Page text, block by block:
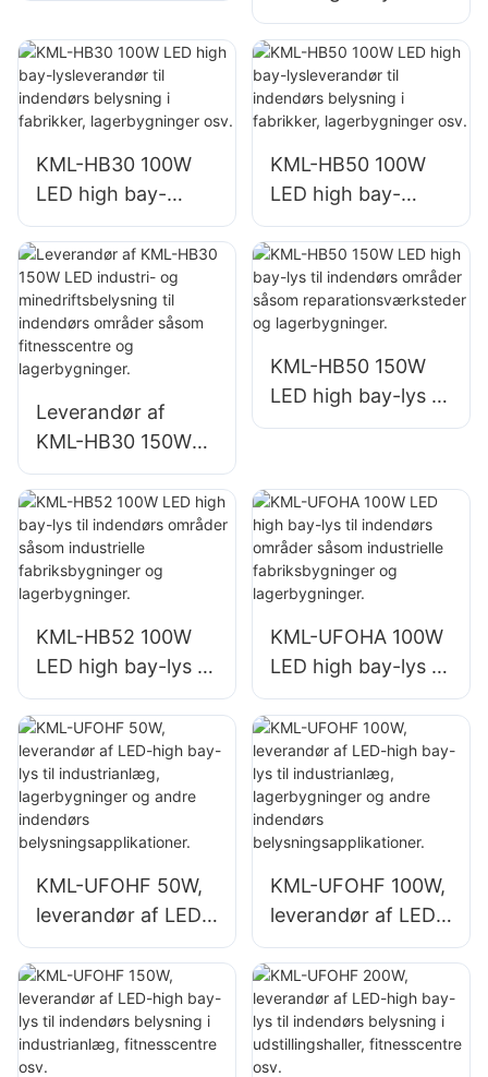
lysleverandør til
indendørs
belysning i
fabrikker,
KML-HB30 100W
LED high bay-
lysleverandør til
indendørs
belysning i
fabrikker,
lagerbygninger osv.
KML-HB50 100W
LED high bay-
lysleverandør til
indendørs
belysning i
fabrikker,
Leverandør af
KML-HB30 150W
LED industri- og
minedriftsbelysning
til indendørs
områder såsom
fitnesscentre og
KML-HB50 150W
LED high bay-lys til
indendørs områder
reparationsværkste
der og
lagerbygninger.
KML-HB52 100W
LED high bay-lys til
indendørs områder
såsom industrielle
fabriksbygninger
og lagerbygninger.
KML-UFOHA 100W
LED high bay-lys til
indendørs områder
såsom industrielle
fabriksbygninger
og lagerbygninger.
KML-UFOHF 50W,
leverandør af LED-
high bay-lys til
industrianlæg,
lagerbygninger og
andre indendørs
belysningsapplikati
KML-UFOHF 100W,
leverandør af LED-
high bay-lys til
industrianlæg,
lagerbygninger og
andre indendørs
belysningsapplikati